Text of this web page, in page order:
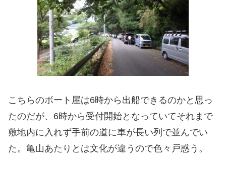
こちらのボート屋は6時から出船できるのかと思っ
たのだが、6時から受付開始となっていてそれまで
敷地内に入れず手前の道に車が長い列で並んでい
た。亀山あたりとは文化が違うので色々戸惑う。